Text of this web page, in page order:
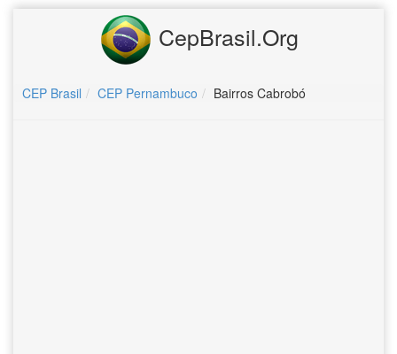
CepBrasil.Org
CEP Brasil CEP Pernambuco Bairros Cabrobó